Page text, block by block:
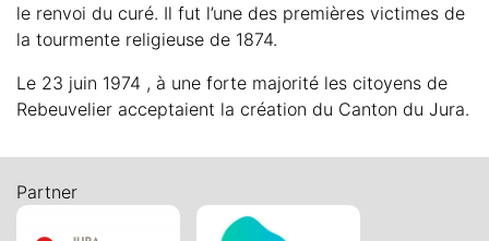
le renvoi du curé. Il fut l’une des premières victimes de
la tourmente religieuse de 1874.
Le 23 juin 1974 , à une forte majorité les citoyens de
Rebeuvelier acceptaient la création du Canton du Jura.
Partner